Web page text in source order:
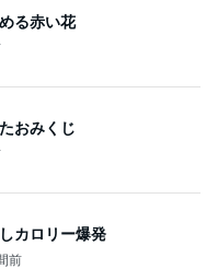
る赤い花
おみくじ
カロリー爆発
前